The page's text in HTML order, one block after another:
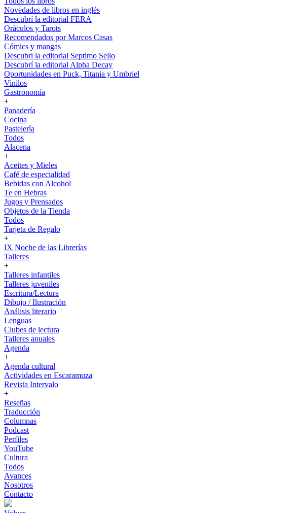
Novedades de libros en inglés
Descubrí la editorial FERA
Oráculos y Tarots
Recomendados por Marcos Casas
Cómics y mangas
Descubri la editorial Septimo Sello
Descubrí la editorial Alpha Decay
Oportunidades en Puck, Titania y Umbriel
Vinilos
Gastronomía
+
Panadería
Cocina
Pastelería
Todos
Alacena
+
Aceites y Mieles
Café de especialidad
Bebidas con Alcohol
Te en Hebras
Jugos y Prensados
Objetos de la Tienda
Todos
Tarjeta de Regalo
+
IX Noche de las Librerías
Talleres
+
Talleres infantiles
Talleres juveniles
Escritura/Lectura
Dibujo / Ilustración
Análisis literario
Lenguas
Clubes de lectura
Talleres anuales
Agenda
+
Agenda cultural
Actividades en Escaramuza
Revista Intervalo
+
Reseñas
Traducción
Columnas
Podcast
Perfiles
YouTube
Cultura
Todos
Avances
Nosotros
Contacto